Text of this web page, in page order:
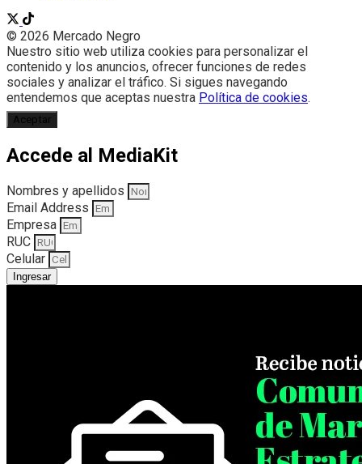
© 2026 Mercado Negro
Nuestro sitio web utiliza cookies para personalizar el
contenido y los anuncios, ofrecer funciones de redes
sociales y analizar el tráfico. Si sigues navegando
entendemos que aceptas nuestra Política de cookies.
Aceptar
Accede al MediaKit
Nombres y apellidos
Email Address
Empresa
RUC
Celular
Ingresar